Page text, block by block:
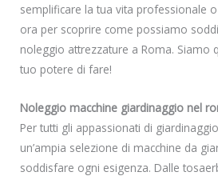
semplificare la tua vita professionale
ora per scoprire come possiamo
noleggio attrezzature a Roma. Siamo
tuo potere di fare!
Noleggio macchine giardinaggio nel
Per tutti gli appassionati di
un’ampia selezione di macchine da
soddisfare ogni esigenza. Dalle